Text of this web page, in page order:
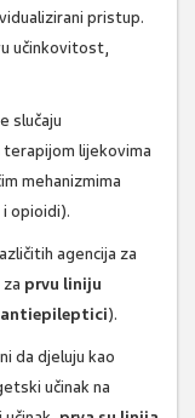
pristup.
učinkovitost,
slučaju
terapijom lijekovima
mehanizmima
opioidi).
agencija za
prvu liniju
).
da djeluju kao
učinak na